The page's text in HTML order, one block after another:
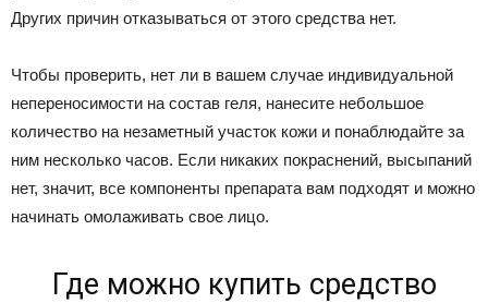
Других причин отказываться от этого средства нет.
Чтобы проверить, нет ли в вашем случае индивидуальной
непереносимости на состав геля, нанесите небольшое
количество на незаметный участок кожи и понаблюдайте за
ним несколько часов. Если никаких покраснений, высыпаний
нет, значит, все компоненты препарата вам подходят и можно
начинать омолаживать свое лицо.
Где можно купить средство